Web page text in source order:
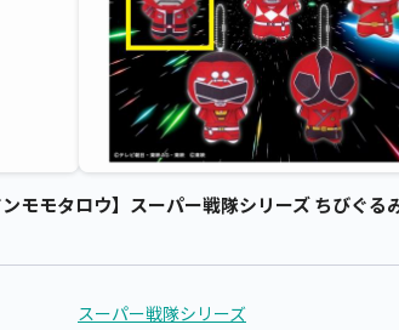
モモタロウ】スーパー戦隊シリーズ ちびぐ
スーパー戦隊シリーズ